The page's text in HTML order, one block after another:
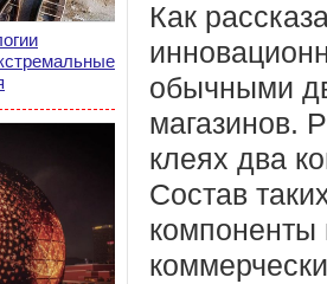
Как
обычными
магазинов.
клеях два
Состав
компоненты